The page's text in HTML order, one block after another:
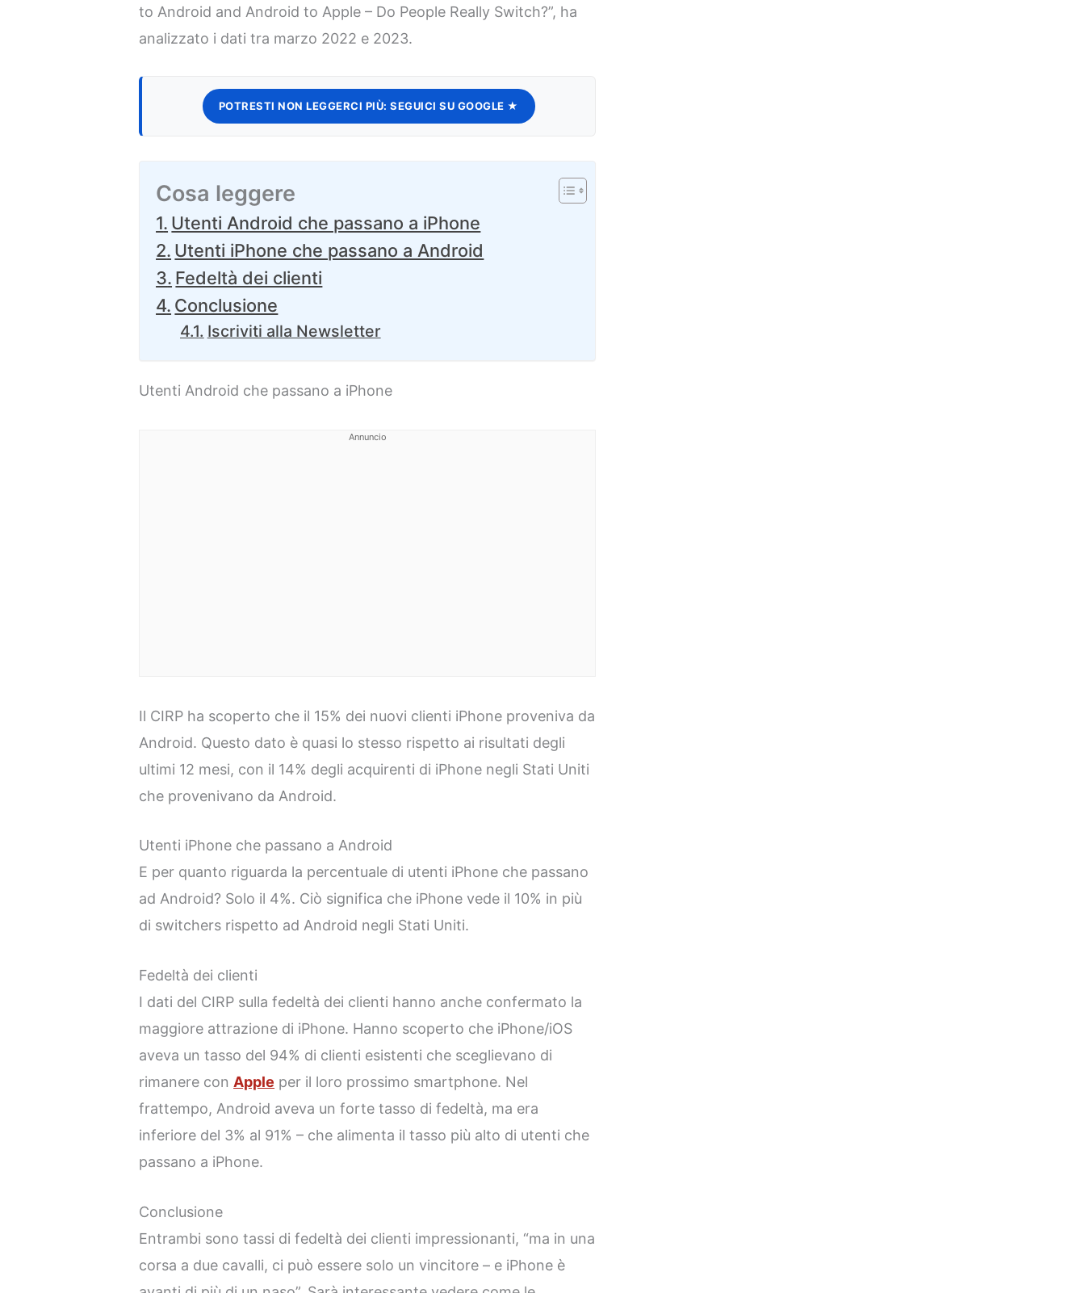
to Android and Android to Apple – Do People Really Switch?”, ha
analizzato i dati tra marzo 2022 e 2023.
POTRESTI NON LEGGERCI PIÙ: SEGUICI SU GOOGLE ★
Cosa leggere
Utenti Android che passano a iPhone
Utenti iPhone che passano a Android
Fedeltà dei clienti
Conclusione
Iscriviti alla Newsletter
Utenti Android che passano a iPhone
Annuncio
Il CIRP ha scoperto che il 15% dei nuovi clienti iPhone proveniva da
Android. Questo dato è quasi lo stesso rispetto ai risultati degli
ultimi 12 mesi, con il 14% degli acquirenti di iPhone negli Stati Uniti
che provenivano da Android.
Utenti iPhone che passano a Android
E per quanto riguarda la percentuale di utenti iPhone che passano
ad Android? Solo il 4%. Ciò significa che iPhone vede il 10% in più
di switchers rispetto ad Android negli Stati Uniti.
Fedeltà dei clienti
I dati del CIRP sulla fedeltà dei clienti hanno anche confermato la
maggiore attrazione di iPhone. Hanno scoperto che iPhone/iOS
aveva un tasso del 94% di clienti esistenti che sceglievano di
rimanere con Apple per il loro prossimo smartphone. Nel
frattempo, Android aveva un forte tasso di fedeltà, ma era
inferiore del 3% al 91% – che alimenta il tasso più alto di utenti che
passano a iPhone.
Conclusione
Entrambi sono tassi di fedeltà dei clienti impressionanti, “ma in una
corsa a due cavalli, ci può essere solo un vincitore – e iPhone è